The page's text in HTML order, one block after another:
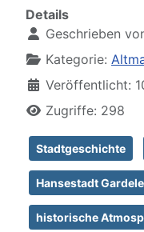
Details
Geschrieben
Kategorie:
Veröffentlicht:
Zugriffe: 298
Stadtgeschichte
Hansestadt
historische